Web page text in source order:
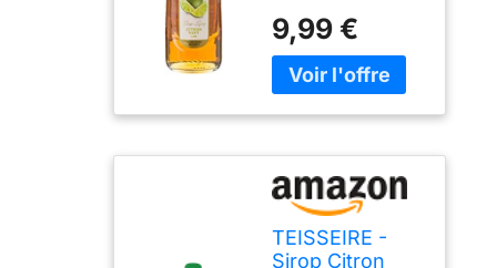
supérieure au
minimum
réglementaire, pour
goût intense tout
au long de la vie du
produit. LE CHOIX
PROFESSIONNELS :
9,99 €
TEISSEIRE -
Sirop Citron